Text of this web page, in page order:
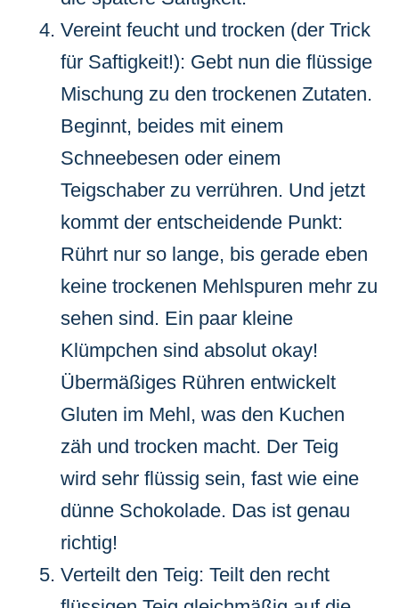
Vereint feucht und trocken (der Trick
für Saftigkeit!): Gebt nun die flüssige
Mischung zu den trockenen Zutaten.
Beginnt, beides mit einem
Schneebesen oder einem
Teigschaber zu verrühren. Und jetzt
kommt der entscheidende Punkt:
Rührt nur so lange, bis gerade eben
keine trockenen Mehlspuren mehr zu
sehen sind. Ein paar kleine
Klümpchen sind absolut okay!
Übermäßiges Rühren entwickelt
Gluten im Mehl, was den Kuchen
zäh und trocken macht. Der Teig
wird sehr flüssig sein, fast wie eine
dünne Schokolade. Das ist genau
richtig!
Verteilt den Teig: Teilt den recht